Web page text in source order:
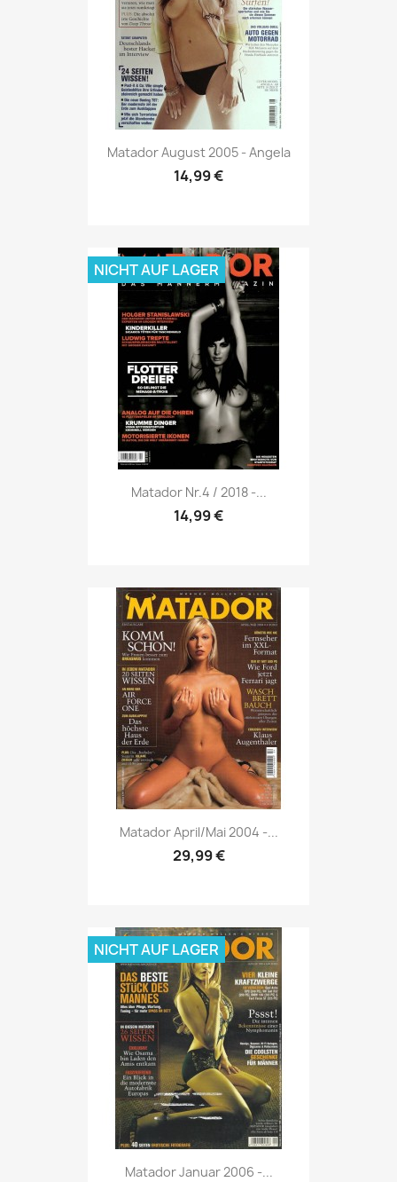
Vorschau
Matador August 2005 - Angela
14,99 €
Vorschau
Matador Nr.4 / 2018 -...
14,99 €
NICHT AUF LAGER
Vorschau
Matador April/Mai 2004 -...
29,99 €
Vorschau
Matador Januar 2006 -...
NICHT AUF LAGER